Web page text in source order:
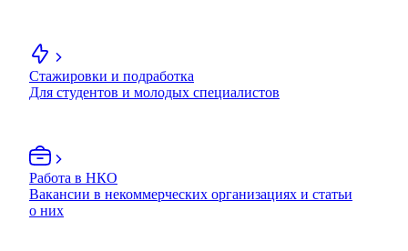
Стажировки и подработка
Для студентов и молодых специалистов
Работа в НКО
Вакансии в некоммерческих организациях и статьи
о них